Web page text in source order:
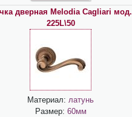
дверная Melodia Cagliari мод.
225L\50
Материал: латунь
Размер: 60мм